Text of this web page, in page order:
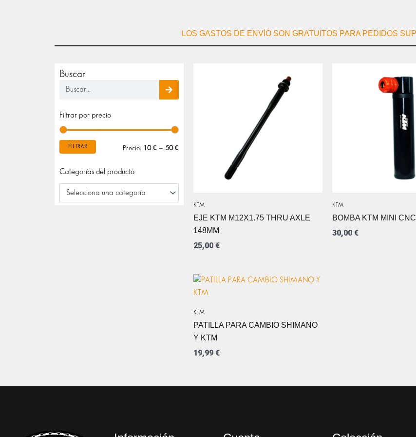
LOS GASTOS DE ENVÍO SON GRATUITOS PARA PEDIDOS
Buscar
Filtrar por precio
FILTRAR Precio: 10 € — 50 €
Categorías del producto
Selecciona una categoría
KTM
EJE KTM M12X1.75 THRU AXLE
148MM
25,00 €
KTM
BOMBA KTM MINI CNC
30,00 €
KTM
PATILLA PARA CAMBIO SHIMANO
Y KTM
19,99 €